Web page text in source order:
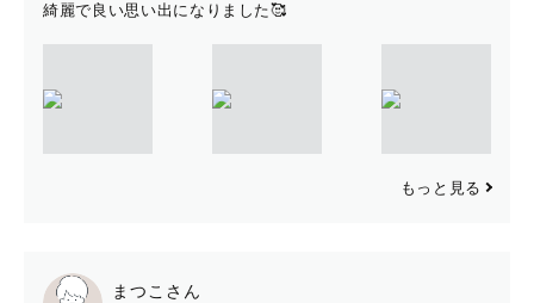
綺麗で良い思い出になりました🥰
もっと見る
まつこさん